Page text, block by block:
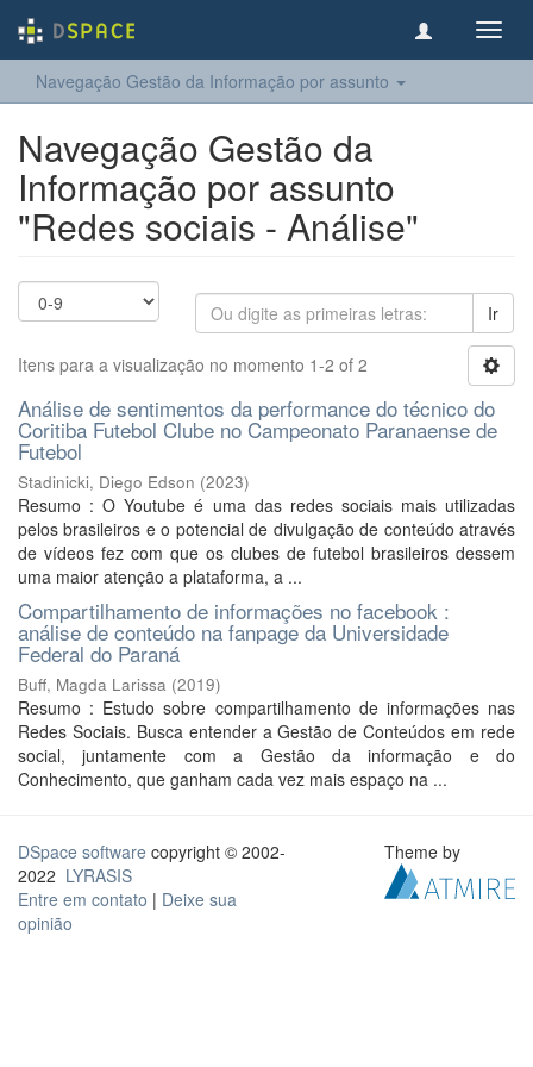
Navegação Gestão da Informação por assunto
Navegação Gestão da
Informação por assunto
"Redes sociais - Análise"
Ir
Itens para a visualização no momento 1-2 of 2
Análise de sentimentos da performance do técnico do
Coritiba Futebol Clube no Campeonato Paranaense de
Futebol
Stadinicki, Diego Edson (2023)
Resumo : O Youtube é uma das redes sociais mais utilizadas
pelos brasileiros e o potencial de divulgação de conteúdo através
de vídeos fez com que os clubes de futebol brasileiros dessem
uma maior atenção a plataforma, a ...
Compartilhamento de informações no facebook :
análise de conteúdo na fanpage da Universidade
Federal do Paraná
Buff, Magda Larissa (2019)
Resumo : Estudo sobre compartilhamento de informações nas
Redes Sociais. Busca entender a Gestão de Conteúdos em rede
social, juntamente com a Gestão da informação e do
Conhecimento, que ganham cada vez mais espaço na ...
DSpace software copyright © 2002-
2022 LYRASIS
Entre em contato | Deixe sua
opinião
Theme by